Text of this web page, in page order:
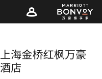
上海金桥红枫万豪
酒店